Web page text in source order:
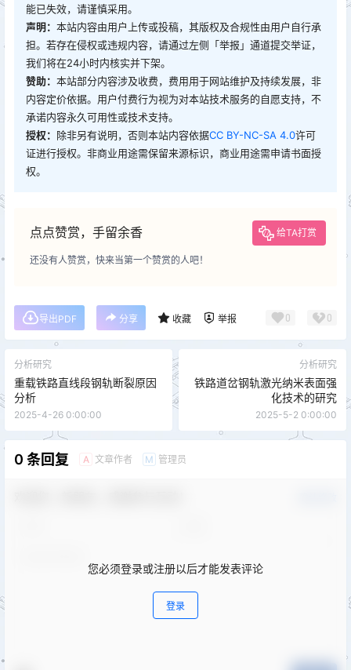
能已失效，请谨慎采用。
声明： 本站内容由用户上传或投稿，其版权及合规性由用户自行承
担。若存在侵权或违规内容，请通过左侧「举报」通道提交举证，
我们将在24小时内核实并下架。
赞助： 本站部分内容涉及收费，费用用于网站维护及持续发展，非
内容定价依据。用户付费行为视为对本站技术服务的自愿支持，不
承诺内容永久可用性或技术支持。
授权： 除非另有说明，否则本站内容依据CC BY-NC-SA 4.0许可
证进行授权。非商业用途需保留来源标识，商业用途需申请书面授
权。
点点赞赏，手留余香 给TA打赏
还没有人赞赏，快来当第一个赞赏的人吧！
导出PDF 分享 收藏 举报 0 0
分析研究
重载铁路直线段钢轨断裂原因
分析
2025-4-26 0:00:00
分析研究
铁路道岔钢轨激光纳米表面强
化技术的研究
2025-5-2 0:00:00
0 条回复 A 文章作者 M 管理员
您必须登录或注册以后才能发表评论
登录